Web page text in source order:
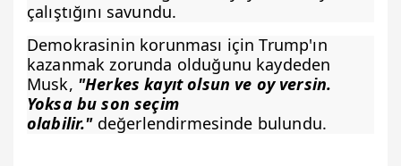
çalıştığını savundu.
Demokrasinin korunması için Trump'ın
kazanmak zorunda olduğunu kaydeden
Musk, "Herkes kayıt olsun ve oy versin.
Yoksa bu son seçim
olabilir."değerlendirmesinde bulundu.